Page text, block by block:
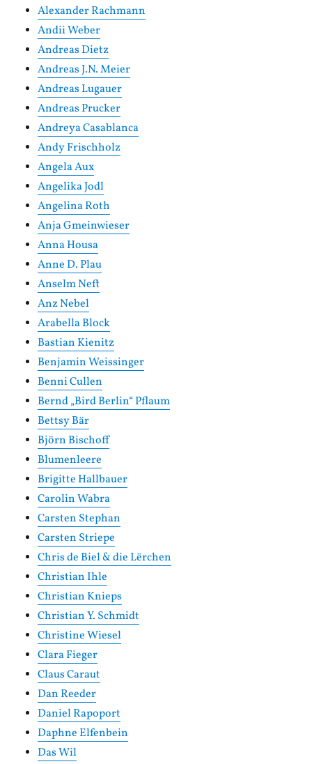
Alexander Rachmann
Andii Weber
Andreas Dietz
Andreas J.N. Meier
Andreas Lugauer
Andreas Prucker
Andreya Casablanca
Andy Frischholz
Angela Aux
Angelika Jodl
Angelina Roth
Anja Gmeinwieser
Anna Housa
Anne D. Plau
Anselm Neft
Anz Nebel
Arabella Block
Bastian Kienitz
Benjamin Weissinger
Benni Cullen
Bernd „Bird Berlin“ Pflaum
Bettsy Bär
Björn Bischoff
Blumenleere
Brigitte Hallbauer
Carolin Wabra
Carsten Stephan
Carsten Striepe
Chris de Biel & die Lërchen
Christian Ihle
Christian Knieps
Christian Y. Schmidt
Christine Wiesel
Clara Fieger
Claus Caraut
Dan Reeder
Daniel Rapoport
Daphne Elfenbein
Das Wil